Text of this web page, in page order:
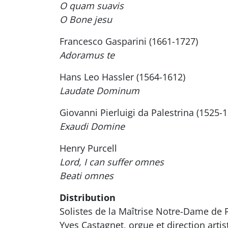
O quam suavis
O Bone jesu
Francesco Gasparini (1661-1727)
Adoramus te
Hans Leo Hassler (1564-1612)
Laudate Dominum
Giovanni Pierluigi da Palestrina (1525-
Exaudi Domine
Henry Purcell
Lord, I can suffer omnes
Beati omnes
Distribution
Solistes de la Maîtrise Notre-Dame de
Yves Castagnet, orgue et direction